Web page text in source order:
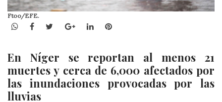
Ftoo/EFE.
WhatsApp
Facebook
TwitterGoogle+LinkedInPinterest
En Níger se reportan al menos 21
muertes y cerca de 6,000 afectados por
las inundaciones provocadas por las
lluvias